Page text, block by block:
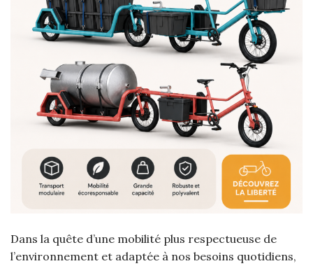
Dans la quête d’une mobilité plus respectueuse de
l’environnement et adaptée à nos besoins quotidiens,